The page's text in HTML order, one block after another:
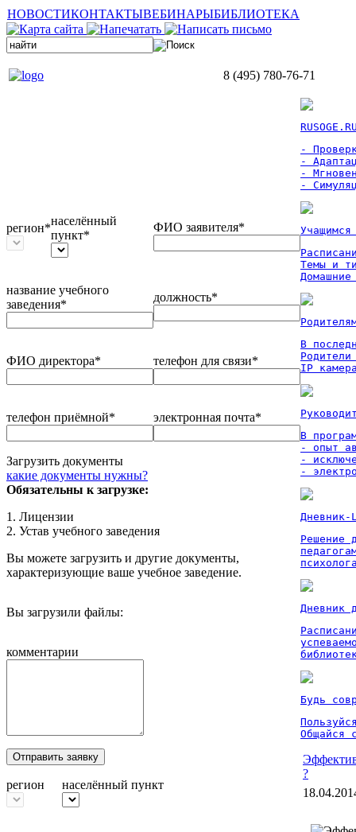
НОВОСТИКОНТАКТЫВЕБИНАРЫБИБЛИОТЕКА
8 (495) 780-76-71
регион*
населённый
пункт*
ФИО заявителя*
название учебного
заведения*
должность*
ФИО директора* телефон для связи*
телефон приёмной* электронная почта*
Загрузить документы
какие документы нужны?
Обязательны к загрузке:
1. Лицензии
2. Устав учебного заведения
Вы можете загрузить и другие документы,
характеризующие ваше учебное заведение.
Вы загрузили файлы:
комментарии
Отправить заявку
регион населённый пункт
-
-
-
-
Темы и
Домашние
В
IP
В
- опыт
-
-
Дневник-
Решение
Дневник
Будь
Общайся
?